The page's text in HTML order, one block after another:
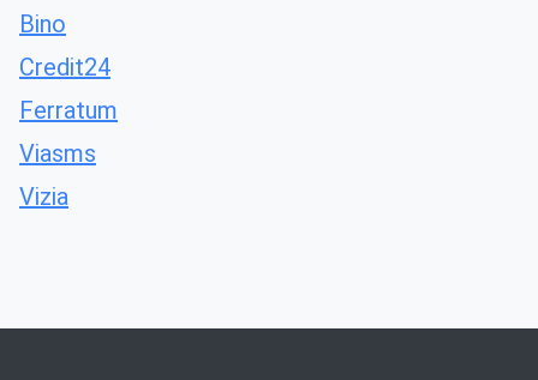
Bino
Credit24
Ferratum
Viasms
Vizia